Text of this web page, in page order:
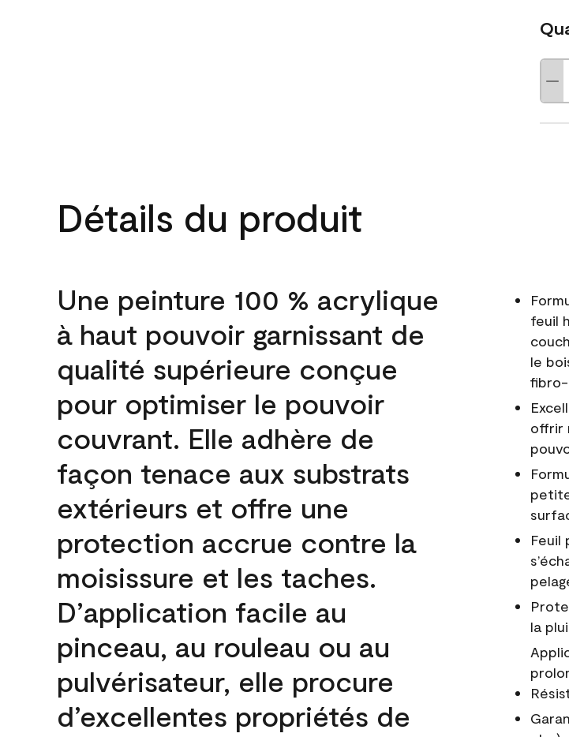
Détails du produit
Une peinture 100 % acrylique
à haut pouvoir garnissant de
qualité supérieure conçue
pour optimiser le pouvoir
couvrant. Elle adhère de
façon tenace aux substrats
extérieurs et offre une
protection accrue contre la
moisissure et les taches.
D’application facile au
pinceau, au rouleau ou au
pulvérisateur, elle procure
d’excellentes propriétés de
feuil
le
offrir
Feuil
la